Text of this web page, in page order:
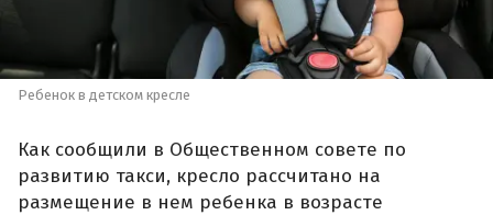
Ребенок в детском кресле
Как сообщили в Общественном совете по
развитию такси, кресло рассчитано на
размещение в нем ребенка в возрасте